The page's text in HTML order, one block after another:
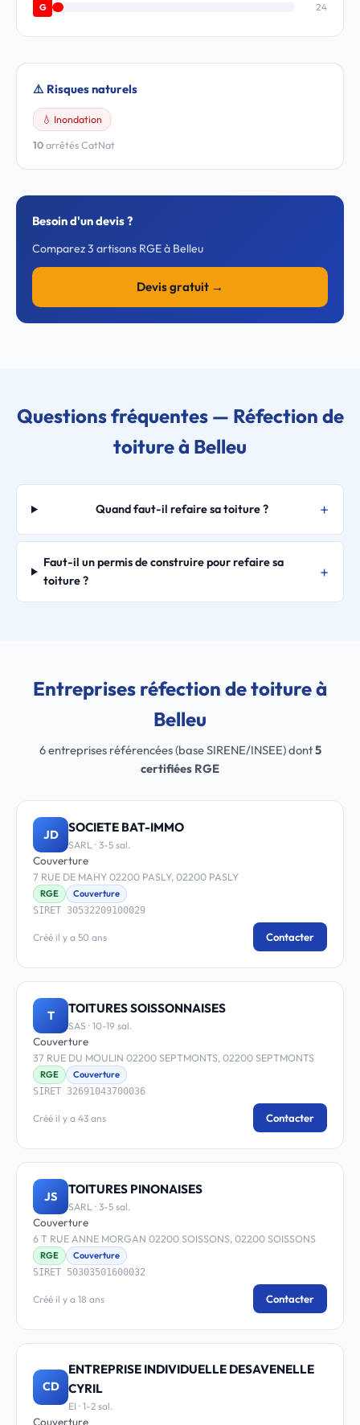
G 24
⚠️ Risques naturels
💧 Inondation
10 arrêtés CatNat
Besoin d'un devis ?
Comparez 3 artisans RGE à Belleu
Devis gratuit →
Questions fréquentes — Réfection de
toiture à Belleu
Quand faut-il refaire sa toiture ?
Faut-il un permis de construire pour refaire sa
toiture ?
Entreprises réfection de toiture à
Belleu
6 entreprises référencées (base SIRENE/INSEE) dont5
certifiées RGE
JD SOCIETE BAT-IMMO
SARL · 3-5 sal.
Couverture
7 RUE DE MAHY 02200 PASLY, 02200 PASLY
RGE
Couverture
SIRET 30532209100029
Créé il y a 50 ans Contacter
T TOITURES SOISSONNAISES
SAS · 10-19 sal.
Couverture
37 RUE DU MOULIN 02200 SEPTMONTS, 02200 SEPTMONTS
RGE
Couverture
SIRET 32691043700036
Créé il y a 43 ans Contacter
JS TOITURES PINONAISES
SARL · 3-5 sal.
Couverture
6 T RUE ANNE MORGAN 02200 SOISSONS, 02200 SOISSONS
RGE
Couverture
SIRET 50303501600032
Créé il y a 18 ans Contacter
CD
ENTREPRISE INDIVIDUELLE DESAVENELLE
CYRIL
EI · 1-2 sal.
Couverture